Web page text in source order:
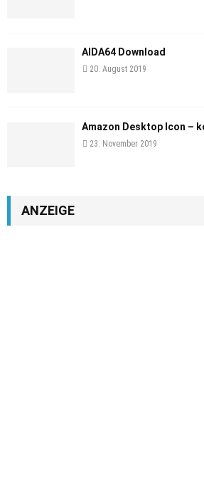
AIDA64 Download
20. August 2019
Amazon Desktop Icon –
23. November 2019
ANZEIGE